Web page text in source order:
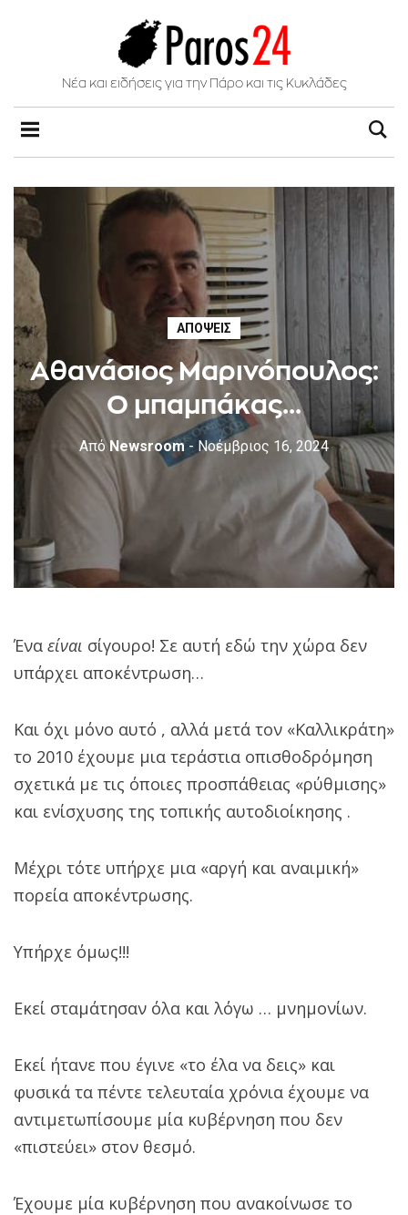
Νέα και ειδήσεις για την Πάρο και τις Κυκλάδες
ΑΠΌΨΕΙΣ
Aθανάσιος Μαρινόπουλος:
Ο μπαμπάκας...
ΑπόNewsroom - Νοέμβριος 16, 2024
Ένα είναι σίγουρο! Σε αυτή εδώ την χώρα δεν
υπάρχει αποκέντρωση…
Και όχι μόνο αυτό , αλλά μετά τον «Καλλικράτη»
το 2010 έχουμε μια τεράστια οπισθοδρόμηση
σχετικά με τις όποιες προσπάθειας «ρύθμισης»
και ενίσχυσης της τοπικής αυτοδιοίκησης .
Μέχρι τότε υπήρχε μια «αργή και αναιμική»
πορεία αποκέντρωσης.
Υπήρχε όμως!!!
Εκεί σταμάτησαν όλα και λόγω … μνημονίων.
Εκεί ήτανε που έγινε «το έλα να δεις» και
φυσικά τα πέντε τελευταία χρόνια έχουμε να
αντιμετωπίσουμε μία κυβέρνηση που δεν
«πιστεύει» στον θεσμό.
Έχουμε μία κυβέρνηση που ανακοίνωσε το